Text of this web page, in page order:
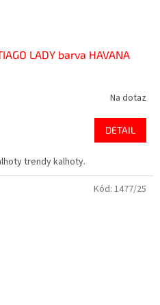
LADY barva HAVANA
Na dotaz
DETAIL
trendy kalhoty.
Kód: 1477/25